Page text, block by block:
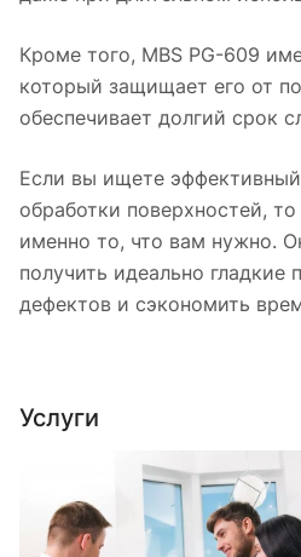
Кроме того, MBS PG-609
который защищает его от
обеспечивает долгий срок
Если вы ищете
обработки поверхностей,
именно то, что вам нужно.
получить идеально гладкие
дефектов и сэкономить
Услуги